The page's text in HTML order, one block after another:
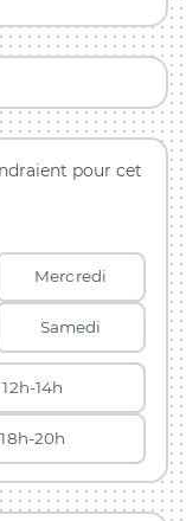
pour cet
Mercredi
Samedi
12h-14h
18h-20h